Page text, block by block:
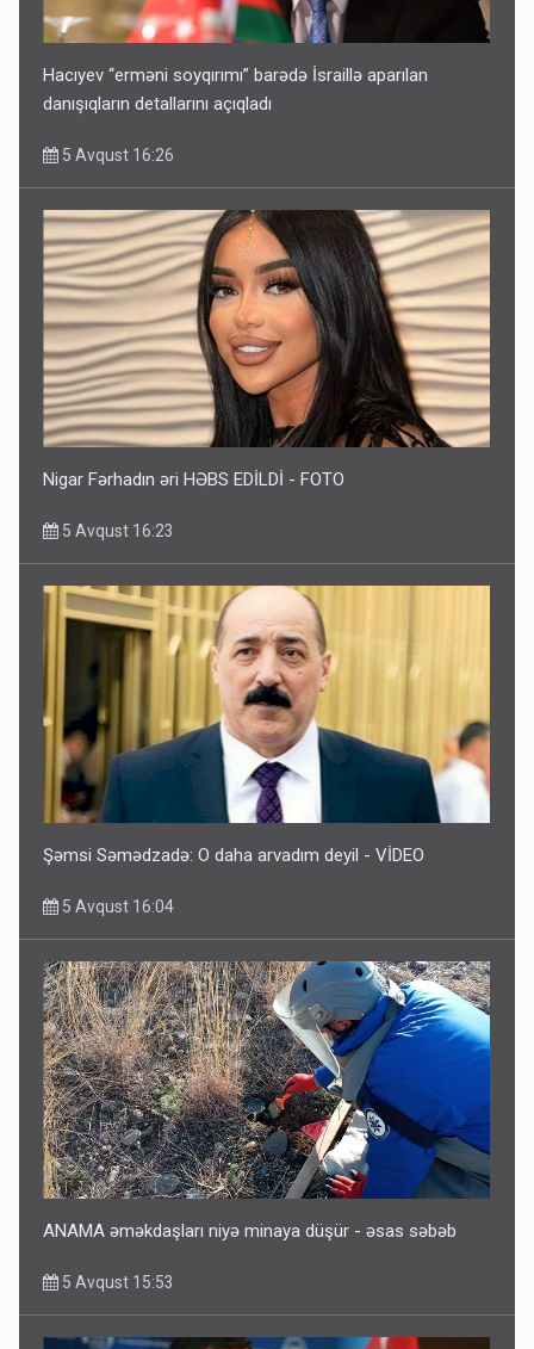
Hacıyev “erməni soyqırımı” barədə İsraillə aparılan
danışıqların detallarını açıqladı
5 Avqust 16:26
Nigar Fərhadın əri HƏBS EDİLDİ - FOTO
5 Avqust 16:23
Şəmsi Səmədzadə: O daha arvadım deyil - VİDEO
5 Avqust 16:04
ANAMA əməkdaşları niyə minaya düşür - əsas səbəb
5 Avqust 15:53